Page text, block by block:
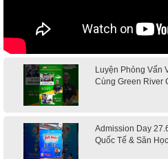
Luyện Phỏng Vấn
Cùng Green River
Admission Day
Quốc Tế & Săn